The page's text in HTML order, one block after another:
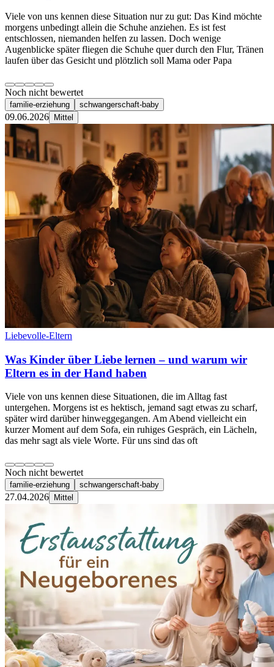
Viele von uns kennen diese Situation nur zu gut: Das Kind möchte
morgens unbedingt allein die Schuhe anziehen. Es ist fest
entschlossen, niemanden helfen zu lassen. Doch wenige
Augenblicke später fliegen die Schuhe quer durch den Flur, Tränen
laufen über das Gesicht und plötzlich soll Mama oder Papa
Noch nicht bewertet
familie-erziehung schwangerschaft-baby
09.06.2026 Mittel
Liebevolle-Eltern
Was Kinder über Liebe lernen – und warum wir
Eltern es in der Hand haben
Viele von uns kennen diese Situationen, die im Alltag fast
untergehen. Morgens ist es hektisch, jemand sagt etwas zu scharf,
später wird darüber hinweggegangen. Am Abend vielleicht ein
kurzer Moment auf dem Sofa, ein ruhiges Gespräch, ein Lächeln,
das mehr sagt als viele Worte. Für uns sind das oft
Noch nicht bewertet
familie-erziehung schwangerschaft-baby
27.04.2026 Mittel